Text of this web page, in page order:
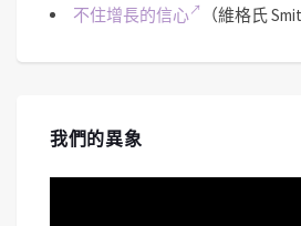
不住增長的信心
（維格氏
我們的異象